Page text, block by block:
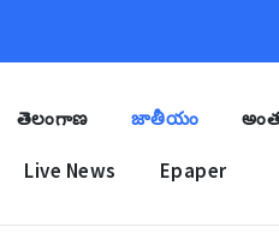
తెలంగాణ జాతీయం
Live News Epaper